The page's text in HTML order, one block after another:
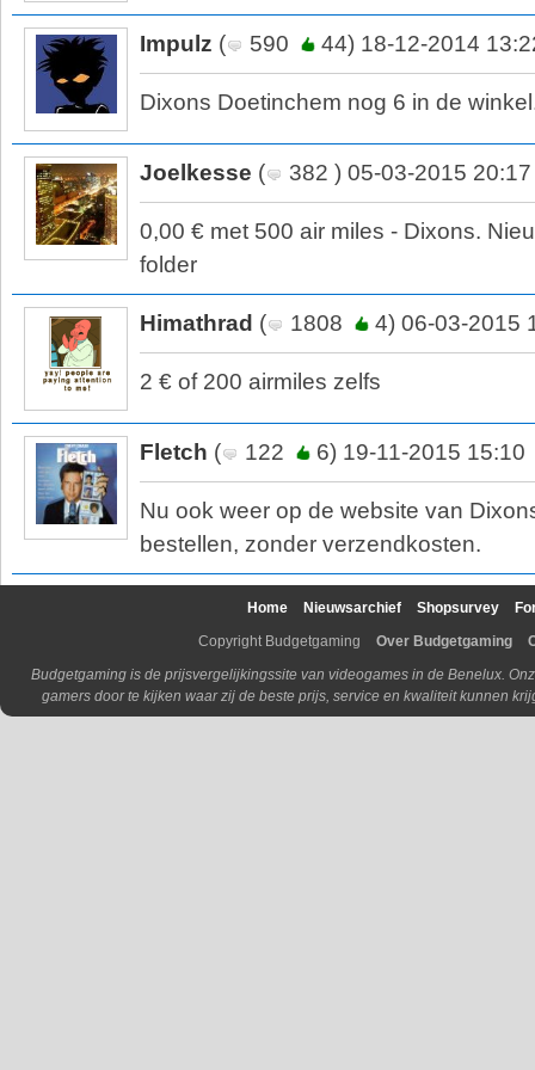
Impulz ( 590 44) 18-12-2014
Dixons Doetinchem nog 6 in de
Joelkesse ( 382 ) 05-03-2015 20:17
0,00 € met 500 air miles - Dixons.
folder
Himathrad ( 1808 4) 06-03-2015
2 € of 200 airmiles zelfs
Fletch ( 122 6) 19-11-2015 15:10
Nu ook weer op de website van
bestellen, zonder verzendkosten.
Home Nieuwsarchief Shopsurvey
Copyright Budgetgaming
Over Budgetgaming
Budgetgaming is de prijsvergelijkingssite van videogames in de Benelux.
gamers door te kijken waar zij de beste prijs, service en kwaliteit kunnen